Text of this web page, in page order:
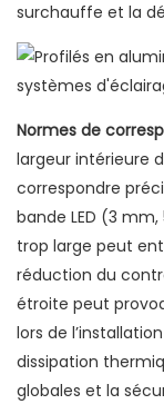
surchauffe et la
Normes de
largeur intérieure
correspondre
bande LED (3
trop large peut
réduction du
étroite peut
lors de
dissipation
globales et la